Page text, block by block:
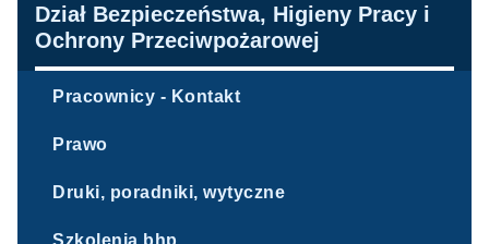
Nawigacja
Dział Bezpieczeństwa, Higieny Pracy i
Ochrony Przeciwpożarowej
Pracownicy - Kontakt
Prawo
Druki, poradniki, wytyczne
Szkolenia bhp